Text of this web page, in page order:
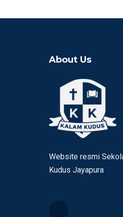
About Us
Website resmi
Kudus Jayapura